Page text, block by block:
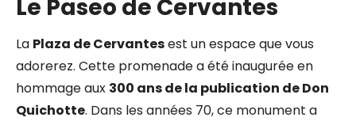
Le Paseo de Cervantes
La Plaza de Cervantesest un espace que vous
adorerez. Cette promenade a été inaugurée en
hommage aux 300 ans de la publication de Don
Quichotte. Dans les années 70, ce monument a